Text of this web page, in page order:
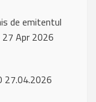
de emitentul
27 Apr 2026
27.04.2026